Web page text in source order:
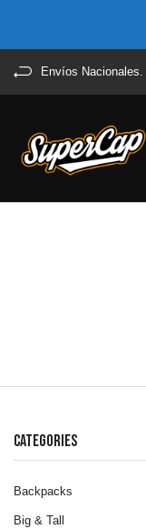
Envíos
CATEGORIES
Backpacks
Big & Tall